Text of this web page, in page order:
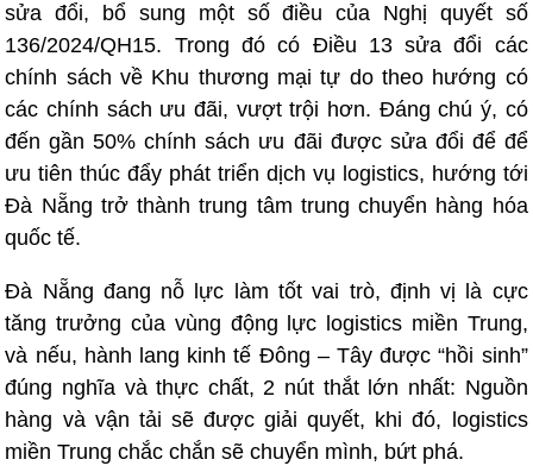
sửa đổi, bổ sung một số điều của Nghị quyết số
136/2024/QH15. Trong đó có Điều 13 sửa đổi các
chính sách về Khu thương mại tự do theo hướng có
các chính sách ưu đãi, vượt trội hơn. Đáng chú ý, có
đến gần 50% chính sách ưu đãi được sửa đổi để để
ưu tiên thúc đẩy phát triển dịch vụ logistics, hướng tới
Đà Nẵng trở thành trung tâm trung chuyển hàng hóa
quốc tế.
Đà Nẵng đang nỗ lực làm tốt vai trò, định vị là cực
tăng trưởng của vùng động lực logistics miền Trung,
và nếu, hành lang kinh tế Đông – Tây được “hồi sinh”
đúng nghĩa và thực chất, 2 nút thắt lớn nhất: Nguồn
hàng và vận tải sẽ được giải quyết, khi đó, logistics
miền Trung chắc chắn sẽ chuyển mình, bứt phá.